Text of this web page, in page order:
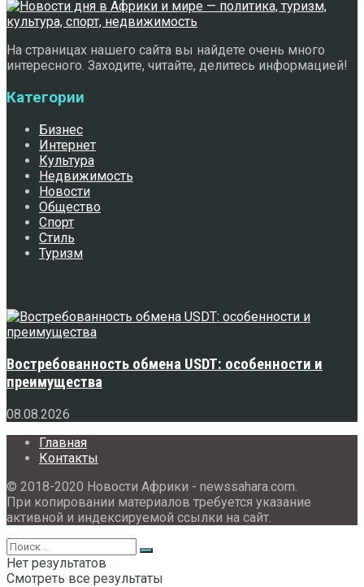
На страницах нашего сайта вы найдете очень много
интересного. Заходите, читайте, делитесь информацией!
Категории
Бизнес
Интернет
Культура
Недвижимость
Новости
Общество
Спорт
Стиль
Туризм
Востребованность обмена USDT: особенности и
преимущества
08.08.2026
Главная
Контакты
© 2018-2020 Новости Африки - newssahara.com.
При копировании материалов требуется указание
активной и индексируемой ссылки на сайт.
Нет результатов
Смотреть все результаты